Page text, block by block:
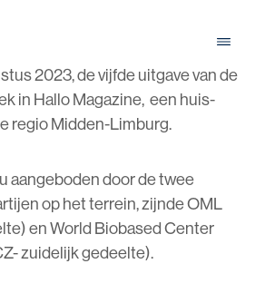
2023, de vijfde uitgave van de
in Hallo Magazine, een huis-
regio Midden-Limburg.
aangeboden door de twee
op het terrein, zijnde OML
en World Biobased Center
zuidelijk gedeelte).